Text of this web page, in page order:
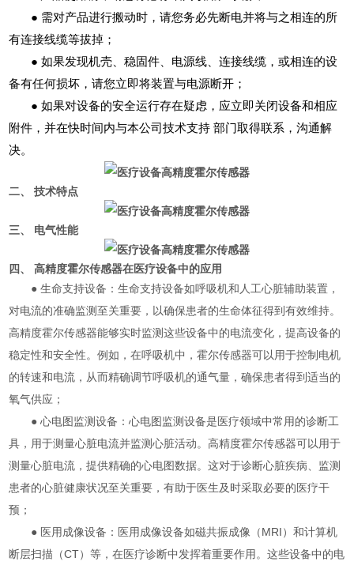
● 需对产品进行搬动时，请您务必先断电并将与之相连的所
有连接线缆等拔掉；
●如果发现机壳、稳固件、电源线、连接线缆，或相连的设
备有任何损坏，请您立即将装置与电源断开；
●如果对设备的安全运行存在疑虑，应立即关闭设备和相应
附件，并在快时间内与本公司技术支持部门取得联系，沟通解
决。
二、 技术特点
三、 电气性能
四、 高精度霍尔传感器在医疗设备中的应用
● 生命支持设备：生命支持设备如呼吸机和人工心脏辅助装置，
对电流的准确监测至关重要，以确保患者的生命体征得到有效维持。
高精度霍尔传感器能够实时监测这些设备中的电流变化，提高设备的
稳定性和安全性。例如，在呼吸机中，霍尔传感器可以用于控制电机
的转速和电流，从而精确调节呼吸机的通气量，确保患者得到适当的
氧气供应；
● 心电图监测设备：心电图监测设备是医疗领域中常用的诊断工
具，用于测量心脏电流并监测心脏活动。高精度霍尔传感器可以用于
测量心脏电流，提供精确的心电图数据。这对于诊断心脏疾病、监测
患者的心脏健康状况至关重要，有助于医生及时采取必要的医疗干
预；
● 医用成像设备：医用成像设备如磁共振成像（MRI）和计算机
断层扫描（CT）等，在医疗诊断中发挥着重要作用。这些设备中的电